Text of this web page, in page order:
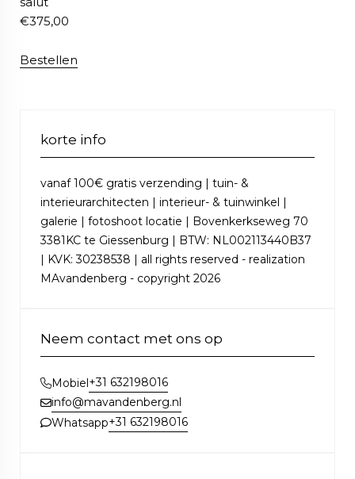
€375,00
Bestellen
korte info
vanaf 100€ gratis verzending | tuin- &
interieurarchitecten | interieur- & tuinwinkel |
galerie | fotoshoot locatie | Bovenkerkseweg 70
3381KC te Giessenburg | BTW: NL002113440B37
| KVK: 30238538 | all rights reserved - realization
MAvandenberg - copyright 2026
Neem contact met ons op
Mobiel+31 632198016
info@mavandenberg.nl
Whatsapp+31 632198016